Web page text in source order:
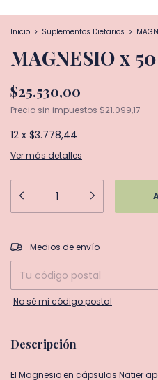
Inicio > Suplementos Dietarios >
MAGNESIO x
$25.530,00
Precio sin impuestos $21.099,17
12 x $3.778,44
Ver más detalles
Entregas para el CP:
Medios de envío
No sé mi código postal
Descripción
El Magnesio en cápsulas Natier